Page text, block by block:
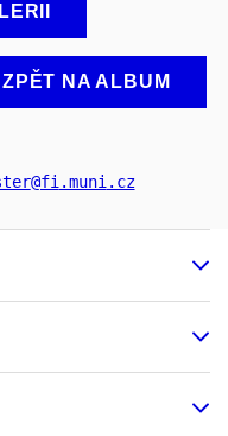
ZPĚT NA ALBUM
@fi.muni.cz